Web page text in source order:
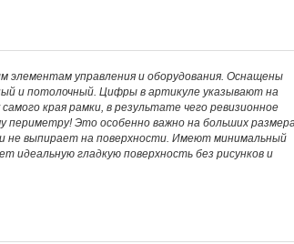
элементам управления и оборудования. Оснащены
и потолочный. Цифры в артикуле указывают на
края рамки, в результате чего ревизионное
Это особенно важно на больших
не выпирает на поверхности. Имеют минимальный
идеальную гладкую поверхность без рисунков и